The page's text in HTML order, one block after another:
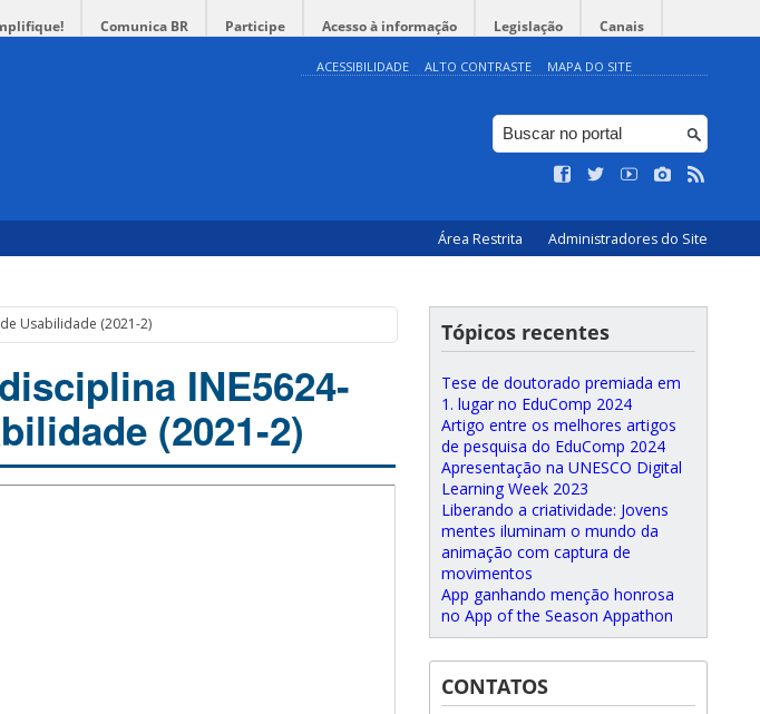
Comunica BR Participe Acesso à informação Legislação Canais
ACESSIBILIDADE ALTO CONTRASTE MAPA DO SITE
Área Restrita Administradores do Site
Usabilidade (2021-2)
INE5624-
(2021-2)
Tópicos recentes
Tese de doutorado premiada em
1. lugar no EduComp 2024
Artigo entre os melhores artigos
de pesquisa do EduComp 2024
Apresentação na UNESCO Digital
Learning Week 2023
Liberando a criatividade: Jovens
mentes iluminam o mundo da
animação com captura de
movimentos
App ganhando menção honrosa
no App of the Season Appathon
CONTATOS